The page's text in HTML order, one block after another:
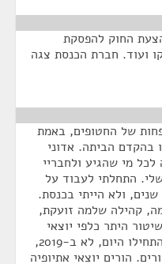
החוק להפסקת
ועוד. חברת הכנסת צגה
של החטופים, באמת
בהקדם הביתה. אדוני
מי שהגיע ולחבריי
התחלתי לעבוד על
הצעת החוק שהגשתי כבר לפני 3.5 שנים, ולא הייתי בכנסת.
קהילה שלמה זועקת,
היתר כלפי יוצאי
אתיופיה והאלימות המשטרתית לא התחילו היום, לא ב-2019,
הורים יוצאי אתיופיה